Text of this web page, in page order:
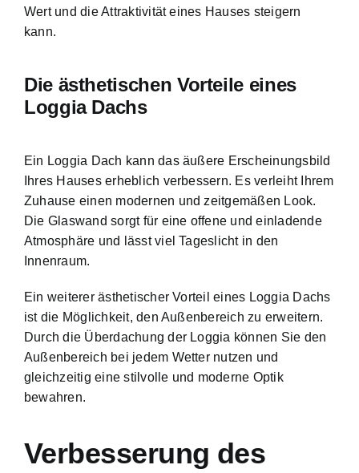
Wert und die Attraktivität eines Hauses steigern
kann.
Die ästhetischen Vorteile eines
Loggia Dachs
Ein Loggia Dach kann das äußere Erscheinungsbild
Ihres Hauses erheblich verbessern. Es verleiht Ihrem
Zuhause einen modernen und zeitgemäßen Look.
Die Glaswand sorgt für eine offene und einladende
Atmosphäre und lässt viel Tageslicht in den
Innenraum.
Ein weiterer ästhetischer Vorteil eines Loggia Dachs
ist die Möglichkeit, den Außenbereich zu erweitern.
Durch die Überdachung der Loggia können Sie den
Außenbereich bei jedem Wetter nutzen und
gleichzeitig eine stilvolle und moderne Optik
bewahren.
Verbesserung des